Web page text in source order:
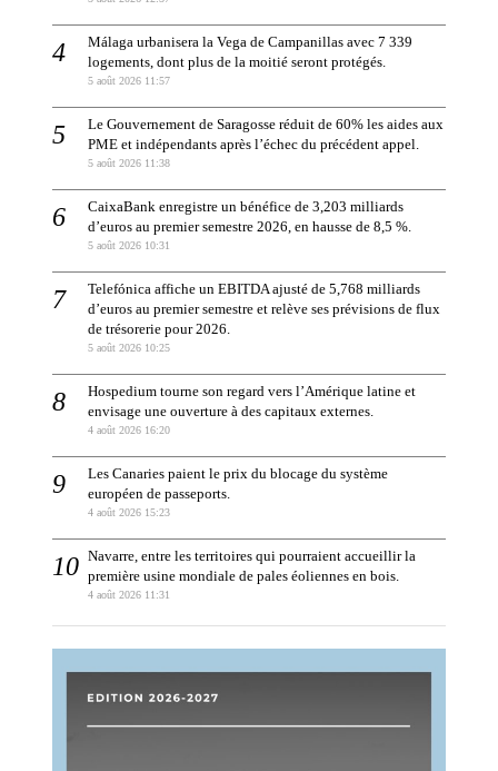
Málaga urbanisera la Vega de Campanillas avec 7 339
logements, dont plus de la moitié seront protégés.
5 août 2026 11:57
Le Gouvernement de Saragosse réduit de 60% les aides aux
PME et indépendants après l’échec du précédent appel.
5 août 2026 11:38
CaixaBank enregistre un bénéfice de 3,203 milliards
d’euros au premier semestre 2026, en hausse de 8,5 %.
5 août 2026 10:31
Telefónica affiche un EBITDA ajusté de 5,768 milliards
d’euros au premier semestre et relève ses prévisions de flux
de trésorerie pour 2026.
5 août 2026 10:25
Hospedium tourne son regard vers l’Amérique latine et
envisage une ouverture à des capitaux externes.
4 août 2026 16:20
Les Canaries paient le prix du blocage du système
européen de passeports.
4 août 2026 15:23
Navarre, entre les territoires qui pourraient accueillir la
première usine mondiale de pales éoliennes en bois.
4 août 2026 11:31